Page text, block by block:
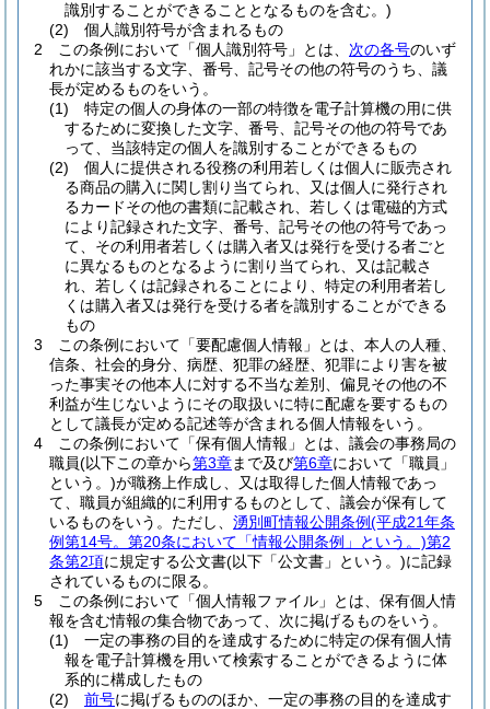
識別することができることとなるものを含む。)
(2)
個人識別符号が含まれるもの
2
この条例において「個人識別符号」とは、 次の各号のいず
れかに該当する文字、番号、記号その他の符号のうち、議
長が定めるものをいう。
(1)
特定の個人の身体の一部の特徴を電子計算機の用に供
するために変換した文字、番号、記号その他の符号であ
って、当該特定の個人を識別することができるもの
(2)
個人に提供される役務の利用若しくは個人に販売され
る商品の購入に関し割り当てられ、又は個人に発行され
るカードその他の書類に記載され、若しくは電磁的方式
により記録された文字、番号、記号その他の符号であっ
て、その利用者若しくは購入者又は発行を受ける者ごと
に異なるものとなるように割り当てられ、又は記載さ
れ、若しくは記録されることにより、特定の利用者若し
くは購入者又は発行を受ける者を識別することができる
もの
3
この条例において「要配慮個人情報」とは、本人の人種、
信条、社会的身分、病歴、犯罪の経歴、犯罪により害を被
った事実その他本人に対する不当な差別、偏見その他の不
利益が生じないようにその取扱いに特に配慮を要するもの
として議長が定める記述等が含まれる個人情報をいう。
4
この条例において「保有個人情報」とは、議会の事務局の
職員(以下この章から第3章まで及び第6章において「職員」
という。)が職務上作成し、又は取得した個人情報であっ
て、職員が組織的に利用するものとして、議会が保有して
いるものをいう。 ただし、 湧別町情報公開条例(平成21年条
例第14号。第20条において「情報公開条例」という。)第2
条第2項に規定する公文書(以下「公文書」という。)に記録
されているものに限る。
5
この条例において「個人情報ファイル」とは、保有個人情
報を含む情報の集合物であって、次に掲げるものをいう。
(1)
一定の事務の目的を達成するために特定の保有個人情
報を電子計算機を用いて検索することができるように体
系的に構成したもの
(2)
前号に掲げるもののほか、一定の事務の目的を達成す